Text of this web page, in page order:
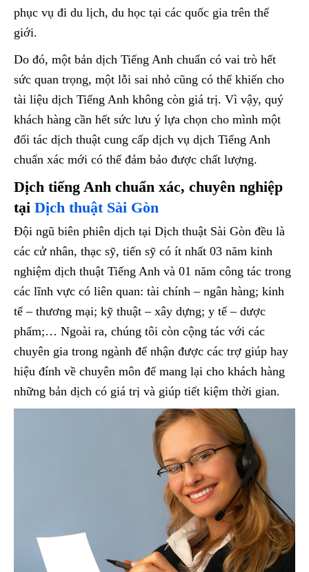
phục vụ đi du lịch, du học tại các quốc gia trên thế
giới.
Do đó, một bản dịch Tiếng Anh chuẩn có vai trò hết
sức quan trọng, một lỗi sai nhỏ cũng có thể khiến cho
tài liệu dịch Tiếng Anh không còn giá trị. Vì vậy, quý
khách hàng cần hết sức lưu ý lựa chọn cho mình một
đối tác dịch thuật cung cấp dịch vụ dịch Tiếng Anh
chuẩn xác mới có thể đảm bảo được chất lượng.
Dịch tiếng Anh chuẩn xác, chuyên nghiệp
tại Dịch thuật Sài Gòn
Đội ngũ biên phiên dịch tại Dịch thuật Sài Gòn đều là
các cử nhân, thạc sỹ, tiến sỹ có ít nhất 03 năm kinh
nghiệm dịch thuật Tiếng Anh và 01 năm công tác trong
các lĩnh vực có liên quan: tài chính – ngân hàng; kinh
tế – thương mại; kỹ thuật – xây dựng; y tế – dược
phẩm;… Ngoài ra, chúng tôi còn cộng tác với các
chuyên gia trong ngành để nhận được các trợ giúp hay
hiệu đính về chuyên môn để mang lại cho khách hàng
những bản dịch có giá trị và giúp tiết kiệm thời gian.